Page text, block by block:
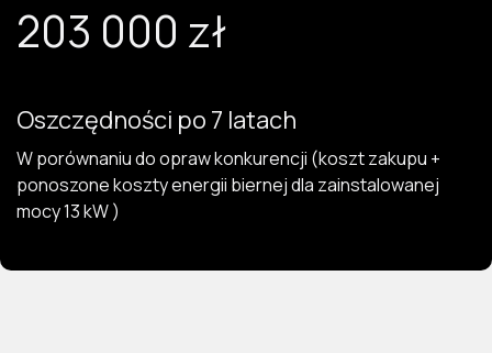
203 000 zł
Oszczędności po 7 latach
W porównaniu do opraw konkurencji (koszt zakupu +
ponoszone koszty energii biernej dla zainstalowanej
mocy 13 kW )